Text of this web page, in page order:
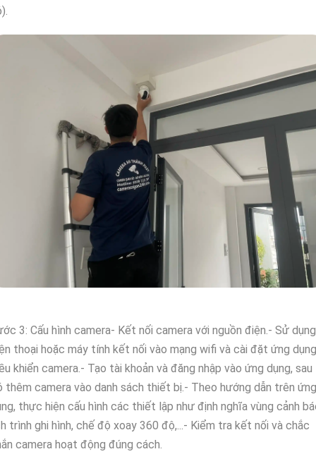
3: Cấu hình camera- Kết nối camera với nguồn điện.- Sử dụng
thoại hoặc máy tính kết nối vào mạng wifi và cài đặt ứng dụng
khiển camera.- Tạo tài khoản và đăng nhập vào ứng dụng, sau
thêm camera vào danh sách thiết bị.- Theo hướng dẫn trên ứng
thực hiện cấu hình các thiết lập như định nghĩa vùng cảnh
trình ghi hình, chế độ xoay 360 độ,...- Kiểm tra kết nối và chắc
camera hoạt động đúng cách.